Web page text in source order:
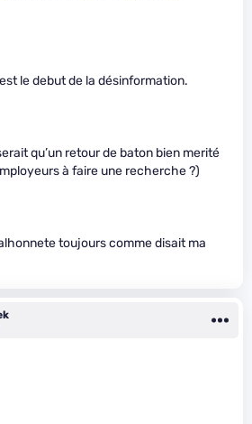
le debut de la désinformation.
qu’un retour de baton bien merité
à faire une recherche ?)
toujours comme disait ma